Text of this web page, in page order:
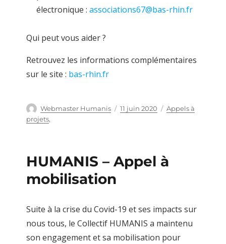
électronique : associations67@bas-rhin.fr
Qui peut vous aider ?
Retrouvez les informations complémentaires
sur le site : bas-rhin.fr
Auteur
Webmaster Humanis
Publié
11 juin 2020 Catégories
Appels à
projets,
HUMANIS – Appel à
mobilisation
Suite à la crise du Covid-19 et ses impacts sur
nous tous, le Collectif HUMANIS a maintenu
son engagement et sa mobilisation pour